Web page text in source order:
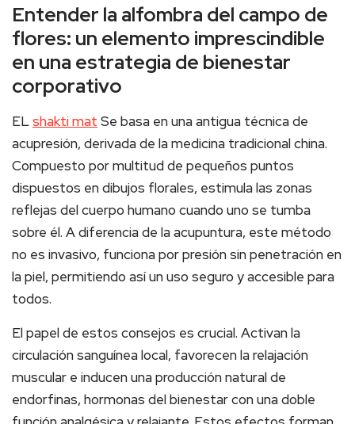
Entender la alfombra del campo de
flores: un elemento imprescindible
en una estrategia de bienestar
corporativo
ELshakti mat Se basa en una antigua técnica de
acupresión, derivada de la medicina tradicional china.
Compuesto por multitud de pequeños puntos
dispuestos en dibujos florales, estimula las zonas
reflejas del cuerpo humano cuando uno se tumba
sobre él. A diferencia de la acupuntura, este método
no es invasivo, funciona por presión sin penetración en
la piel, permitiendo así un uso seguro y accesible para
todos.
El papel de estos consejos es crucial. Activan la
circulación sanguínea local, favorecen la relajación
muscular e inducen una producción natural de
endorfinas, hormonas del bienestar con una doble